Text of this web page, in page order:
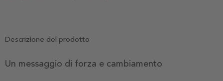
Descrizione del prodotto
Un messaggio di forza e cambiamento